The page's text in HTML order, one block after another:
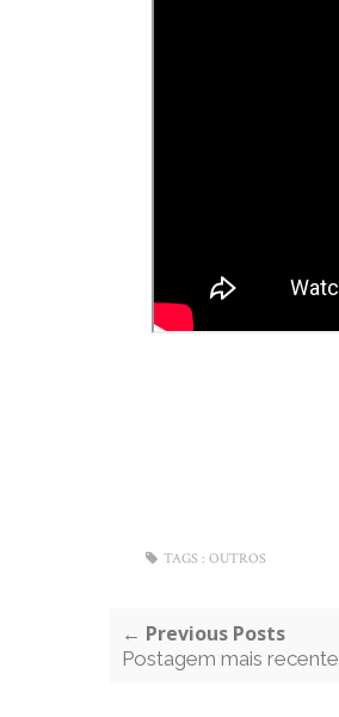
TAGS : OUTROS
← Previous Posts
Postagem mais recente